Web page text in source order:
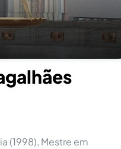
(1998), Mestre em